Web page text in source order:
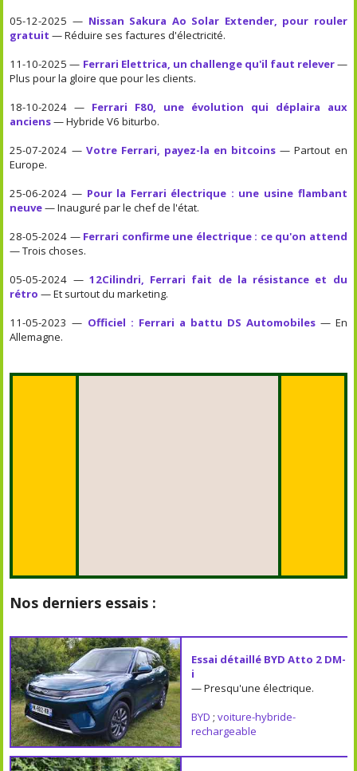
05-12-2025 — Nissan Sakura Ao Solar Extender, pour rouler
gratuit — Réduire ses factures d'électricité.
11-10-2025 — Ferrari Elettrica, un challenge qu'il faut relever—
Plus pour la gloire que pour les clients.
18-10-2024 — Ferrari F80, une évolution qui déplaira aux
anciens— Hybride V6 biturbo.
25-07-2024 — Votre Ferrari, payez-la en bitcoins — Partout en
Europe.
25-06-2024 — Pour la Ferrari électrique : une usine flambant
neuve— Inauguré par le chef de l'état.
28-05-2024 — Ferrari confirme une électrique : ce qu'on attend
— Trois choses.
05-05-2024 — 12Cilindri, Ferrari fait de la résistance et du
rétro — Et surtout du marketing.
11-05-2023 — Officiel : Ferrari a battu DS Automobiles— En
Allemagne.
Nos derniers essais :
Essai détaillé BYD Atto 2 DM-
i
— Presqu'une électrique.
BYD ; voiture-hybride-
rechargeable